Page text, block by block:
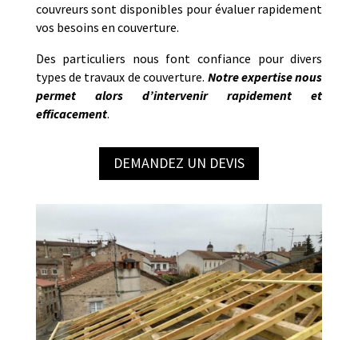
couvreurs sont disponibles pour évaluer rapidement
vos besoins en couverture.
Des particuliers nous font confiance pour divers
types de travaux de couverture. Notreexpertise nous
permet alors d’intervenir rapidement et
efficacement.
DEMANDEZ UN DEVIS